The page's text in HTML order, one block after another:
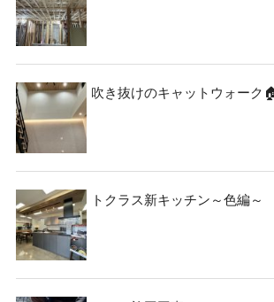
吹き抜けのキャットウォーク
トクラス新キッチン～色編～